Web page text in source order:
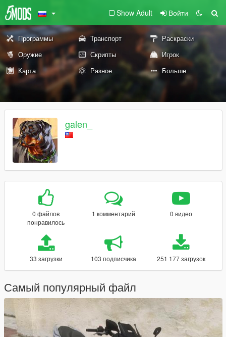
Show Adult Войти
Программы Транспорт
Раскраски
Оружие
Скрипты
Игрок
Карта
Разное Больше
galen_
0 файлов
понравилось
1 комментарий 0 видео
33 загрузки 103 подписчика 251 177 загрузок
Самый популярный файл